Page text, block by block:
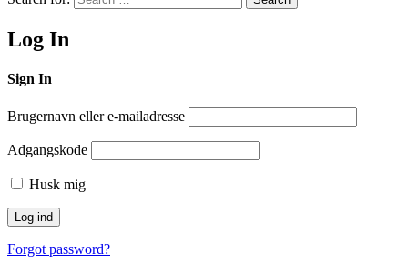
Log In
Sign In
Brugernavn eller e-mailadresse
Adgangskode
Husk mig
Forgot password?